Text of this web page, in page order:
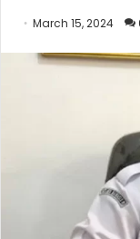
March 15, 2024